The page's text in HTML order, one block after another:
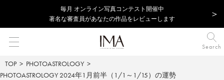
毎⽉ オンライン写真コンテスト開催中
著名な審査員があなたの作品をレビューします
Search
TOP
PHOTOASTROLOGY
PHOTOASTROLOGY 2024年1月前半（1/1～1/15）の運勢